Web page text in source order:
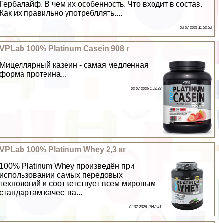
Гербалайф. В чем их особенность. Что входит в состав.
Как их правильно употрeбллять....
03 07 2026 11:52:53
VPLab 100% Platinum Casein 908 г
Мицеллярный казеин - самая медленная
форма протеина...
02 07 2026 1:59:39
VPLab 100% Platinum Whey 2,3 кг
100% Platinum Whey произведён при
использовании самых передовых
технологий и соответствует всем мировым
стандартам качества...
01 07 2026 19:18:41